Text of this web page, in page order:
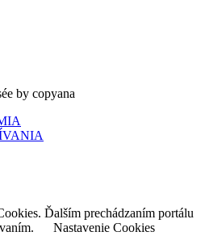
by copyana
Ďalším prechádzaním portálu
Nastavenie Cookies